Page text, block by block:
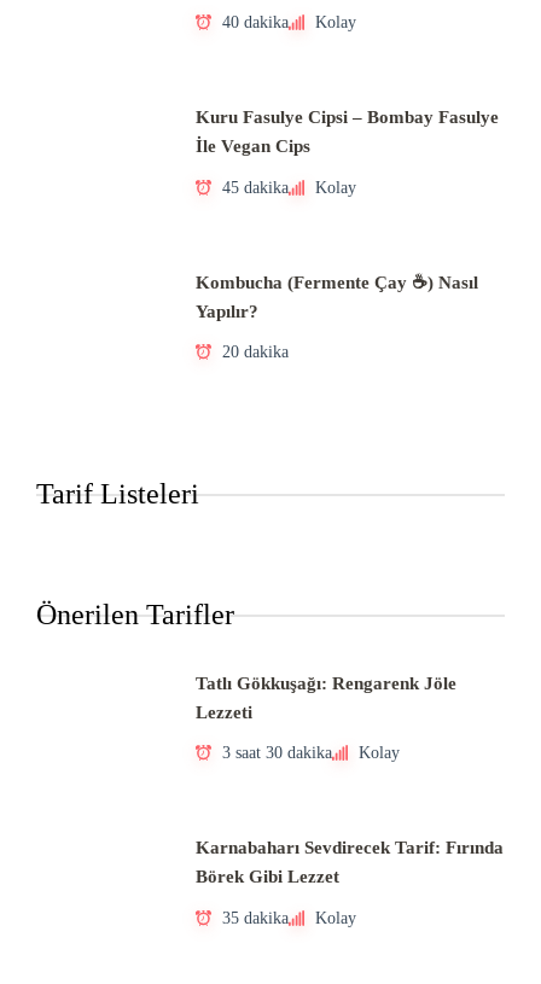
40 dakika Kolay
Kuru Fasulye Cipsi – Bombay Fasulye
İle Vegan Cips
45 dakika Kolay
Kombucha (Fermente Çay ☕) Nasıl
Yapılır?
20 dakika
Tarif Listeleri
Önerilen Tarifler
Tatlı Gökkuşağı: Rengarenk Jöle
Lezzeti
3 saat 30 dakika Kolay
Karnabaharı Sevdirecek Tarif: Fırında
Börek Gibi Lezzet
35 dakika Kolay